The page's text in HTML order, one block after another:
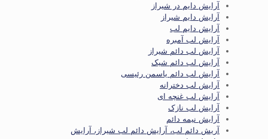
آرایش دایم در شیراز
آرایش دایم شیراز
آرایش دایم لب
آرایش لب آمبره
آرایش لب دائم شیراز
آرایش لب دائم شیک
آرایش لب دائم یاسمن رئیسی
آرایش لب دخترانه
آرایش لب غنچه ای
آرایش لب نازک
آرایش نیمه دائم
آریش دائم لب، آرایش دائم لب شیراز، آرایش